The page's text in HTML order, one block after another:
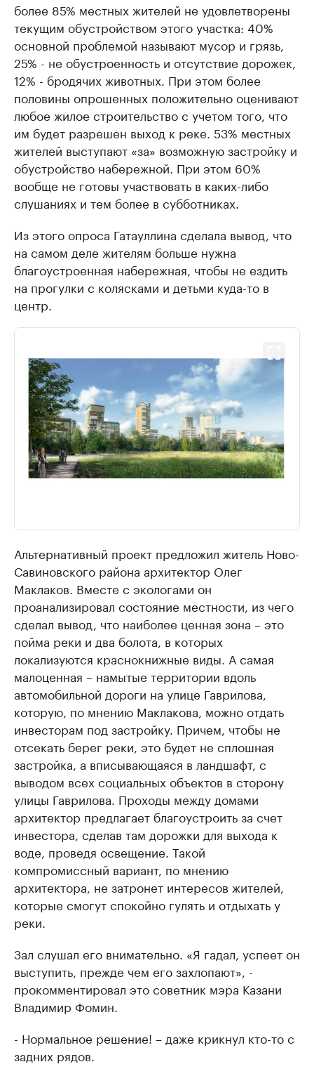
более 85% местных жителей не удовлетворены
текущим обустройством этого участка: 40%
основной проблемой называют мусор и грязь,
25% - не обустроенность и отсутствие дорожек,
12% - бродячих животных. При этом более
половины опрошенных положительно оценивают
любое жилое строительство с учетом того, что
им будет разрешен выход к реке. 53% местных
жителей выступают «за» возможную застройку и
обустройство набережной. При этом 60%
вообще не готовы участвовать в каких-либо
слушаниях и тем более в субботниках.
Из этого опроса Гатауллина сделала вывод, что
на самом деле жителям больше нужна
благоустроенная набережная, чтобы не ездить
на прогулки с колясками и детьми куда-то в
центр.
Альтернативный проект предложил житель Ново-
Савиновского района архитектор Олег
Маклаков. Вместе с экологами он
проанализировал состояние местности, из чего
сделал вывод, что наиболее ценная зона – это
пойма реки и два болота, в которых
локализуются краснокнижные виды. А самая
малоценная – намытые территории вдоль
автомобильной дороги на улице Гаврилова,
которую, по мнению Маклакова, можно отдать
инвесторам под застройку. Причем, чтобы не
отсекать берег реки, это будет не сплошная
застройка, а вписывающаяся в ландшафт, с
выводом всех социальных объектов в сторону
улицы Гаврилова. Проходы между домами
архитектор предлагает благоустроить за счет
инвестора, сделав там дорожки для выхода к
воде, проведя освещение. Такой
компромиссный вариант, по мнению
архитектора, не затронет интересов жителей,
которые смогут спокойно гулять и отдыхать у
реки.
Зал слушал его внимательно. «Я гадал, успеет он
выступить, прежде чем его захлопают», -
прокомментировал это советник мэра Казани
Владимир Фомин.
- Нормальное решение! – даже крикнул кто-то с
задних рядов.